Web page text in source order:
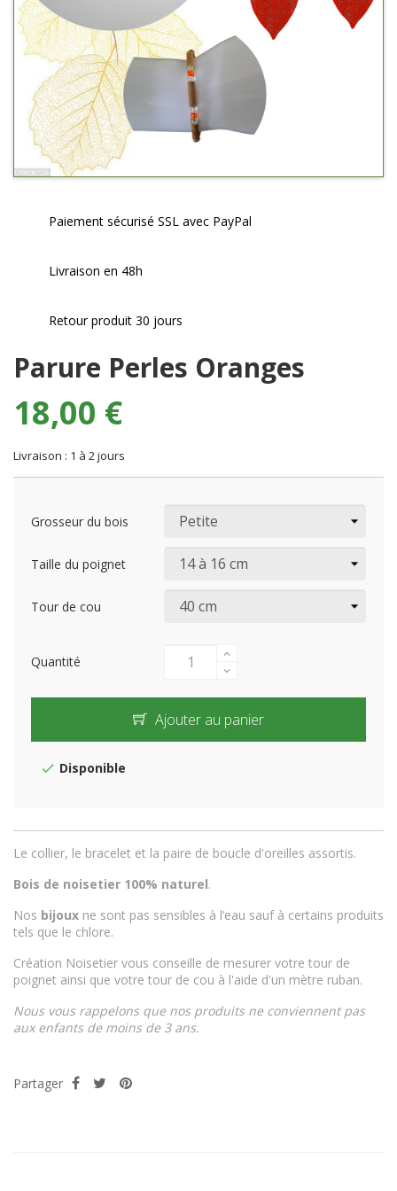
Paiement sécurisé SSL avec PayPal
Livraison en 48h
Retour produit 30 jours
Parure Perles Oranges
18,00 €
Livraison : 1 à 2 jours
Grosseur du bois
Taille du poignet
Tour de cou
Quantité
Ajouter au panier
Disponible
Le collier, le bracelet et la paire de boucle d'oreilles assortis.
Bois de noisetier 100% naturel.
Nos bijoux ne sont pas sensibles à l’eau sauf à certains produits
tels que le chlore.
Création Noisetier vous conseille de mesurer votre tour de
poignet ainsi que votre tour de cou à l'aide d'un mètre ruban.
Nous vous rappelons que nos produits ne conviennent pas
aux enfants de moins de 3 ans.
Partager